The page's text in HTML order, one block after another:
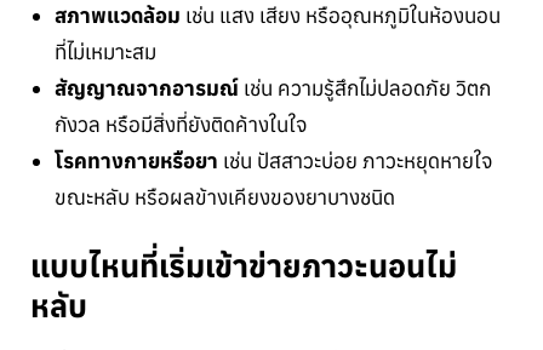
สภาพแวดล้อม เช่น แสง เสียง หรืออุณหภูมิในห้องนอน
ที่ไม่เหมาะสม
สัญญาณจากอารมณ์ เช่น ความรู้สึกไม่ปลอดภัย วิตก
กังวล หรือมีสิ่งที่ยังติดค้างในใจ
โรคทางกายหรือยา เช่น ปัสสาวะบ่อย ภาวะหยุดหายใจ
ขณะหลับ หรือผลข้างเคียงของยาบางชนิด
แบบไหนที่เริ่มเข้าข่ายภาวะนอนไม่
หลับ